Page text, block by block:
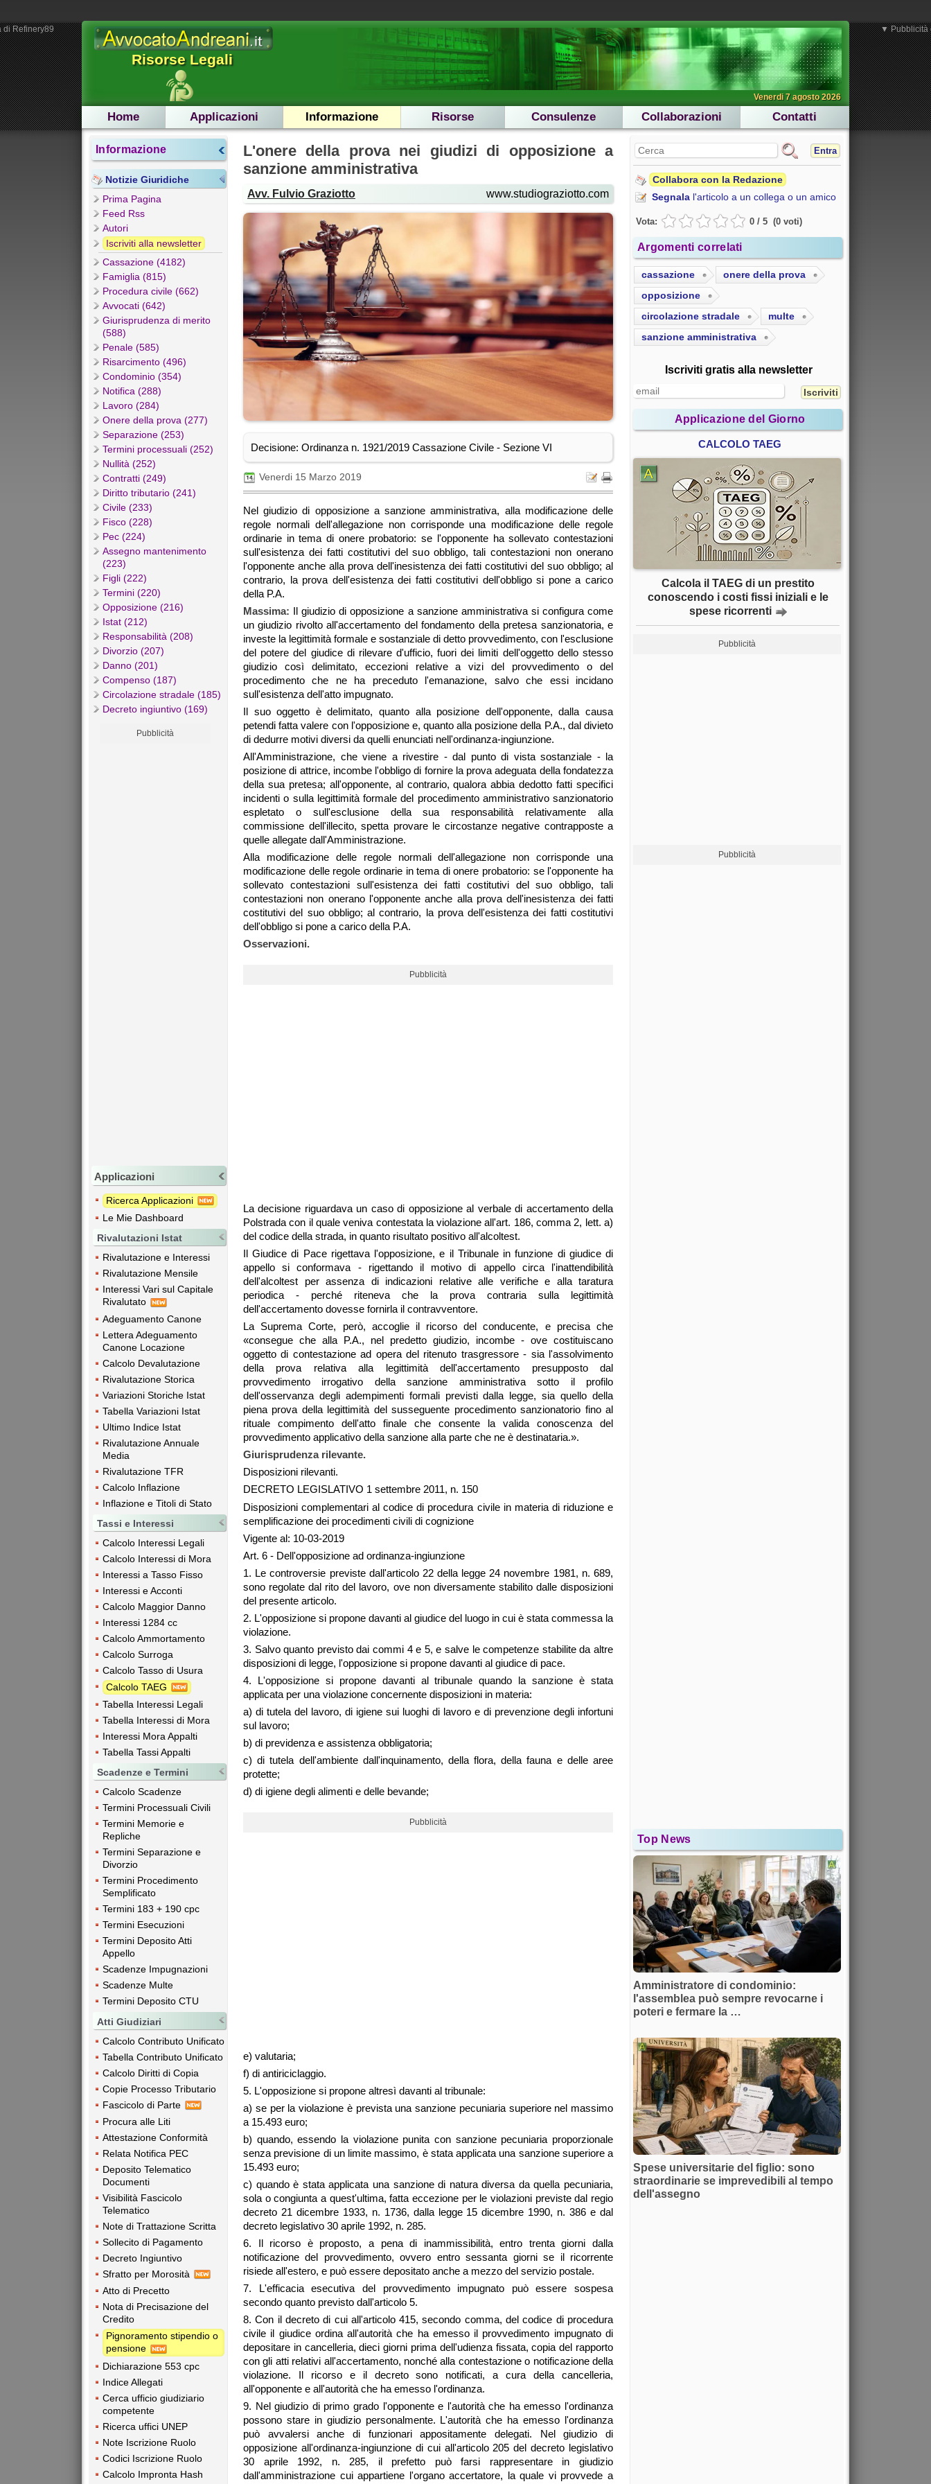
Risorse Legali
Venerdi 7 agosto 2026
Home Applicazioni Informazione Risorse Consulenze Collaborazioni Contatti
Informazione
Notizie Giuridiche
Prima Pagina
Feed Rss
Autori
Iscriviti alla newsletter
Cassazione (4182)
Famiglia (815)
Procedura civile (662)
Avvocati (642)
Giurisprudenza di merito
(588)
Penale (585)
Risarcimento (496)
Condominio (354)
Notifica (288)
Lavoro (284)
Onere della prova (277)
Separazione (253)
Termini processuali (252)
Nullità (252)
Contratti (249)
Diritto tributario (241)
Civile (233)
Fisco (228)
Pec (224)
Assegno mantenimento
(223)
Figli (222)
Termini (220)
Opposizione (216)
Istat (212)
Responsabilità (208)
Divorzio (207)
Danno (201)
Compenso (187)
Circolazione stradale (185)
Decreto ingiuntivo (169)
Pubblicità
Applicazioni
Ricerca Applicazioni
Le Mie Dashboard
Rivalutazioni Istat
Rivalutazione e Interessi
Rivalutazione Mensile
Interessi Vari sul Capitale
Rivalutato
Adeguamento Canone
Lettera Adeguamento
Canone Locazione
Calcolo Devalutazione
Rivalutazione Storica
Variazioni Storiche Istat
Tabella Variazioni Istat
Ultimo Indice Istat
Rivalutazione Annuale
Media
Rivalutazione TFR
Calcolo Inflazione
Inflazione e Titoli di Stato
Tassi e Interessi
Calcolo Interessi Legali
Calcolo Interessi di Mora
Interessi a Tasso Fisso
Interessi e Acconti
Calcolo Maggior Danno
Interessi 1284 cc
Calcolo Ammortamento
Calcolo Surroga
Calcolo Tasso di Usura
Calcolo TAEG
Tabella Interessi Legali
Tabella Interessi di Mora
Interessi Mora Appalti
Tabella Tassi Appalti
Scadenze e Termini
Calcolo Scadenze
Termini Processuali Civili
Termini Memorie e
Repliche
Termini Separazione e
Divorzio
Termini Procedimento
Semplificato
Termini 183 + 190 cpc
Termini Esecuzioni
Termini Deposito Atti
Appello
Scadenze Impugnazioni
Scadenze Multe
Termini Deposito CTU
Atti Giudiziari
Calcolo Contributo Unificato
Tabella Contributo Unificato
Calcolo Diritti di Copia
Copie Processo Tributario
Fascicolo di Parte
Procura alle Liti
Attestazione Conformità
Relata Notifica PEC
Deposito Telematico
Documenti
Visibilità Fascicolo
Telematico
Note di Trattazione Scritta
Sollecito di Pagamento
Decreto Ingiuntivo
Sfratto per Morosità
Atto di Precetto
Nota di Precisazione del
Credito
Pignoramento stipendio o
pensione
Dichiarazione 553 cpc
Indice Allegati
Cerca ufficio giudiziario
competente
Ricerca uffici UNEP
Note Iscrizione Ruolo
Codici Iscrizione Ruolo
Calcolo Impronta Hash
L'onere della prova nei giudizi di opposizione a
sanzione amministrativa
Avv. Fulvio Graziotto www.studiograziotto.com
Decisione: Ordinanza n. 1921/2019 Cassazione Civile - Sezione VI
Venerdi 15 Marzo 2019
Nel giudizio di opposizione a sanzione amministrativa, alla modificazione delle
regole normali dell'allegazione non corrisponde una modificazione delle regole
ordinarie in tema di onere probatorio: se l'opponente ha sollevato contestazioni
sull'esistenza dei fatti costitutivi del suo obbligo, tali contestazioni non onerano
l'opponente anche alla prova dell'inesistenza dei fatti costitutivi del suo obbligo; al
contrario, la prova dell'esistenza dei fatti costitutivi dell'obbligo si pone a carico
della P.A.
Massima: Il giudizio di opposizione a sanzione amministrativa si configura come
un giudizio rivolto all'accertamento del fondamento della pretesa sanzionatoria, e
investe la legittimità formale e sostanziale di detto provvedimento, con l'esclusione
del potere del giudice di rilevare d'ufficio, fuori dei limiti dell'oggetto dello stesso
giudizio così delimitato, eccezioni relative a vizi del provvedimento o del
procedimento che ne ha preceduto l'emanazione, salvo che essi incidano
sull'esistenza dell'atto impugnato.
Il suo oggetto è delimitato, quanto alla posizione dell'opponente, dalla causa
petendi fatta valere con l'opposizione e, quanto alla posizione della P.A., dal divieto
di dedurre motivi diversi da quelli enunciati nell'ordinanza-ingiunzione.
All'Amministrazione, che viene a rivestire - dal punto di vista sostanziale - la
posizione di attrice, incombe l'obbligo di fornire la prova adeguata della fondatezza
della sua pretesa; all'opponente, al contrario, qualora abbia dedotto fatti specifici
incidenti o sulla legittimità formale del procedimento amministrativo sanzionatorio
espletato o sull'esclusione della sua responsabilità relativamente alla
commissione dell'illecito, spetta provare le circostanze negative contrapposte a
quelle allegate dall'Amministrazione.
Alla modificazione delle regole normali dell'allegazione non corrisponde una
modificazione delle regole ordinarie in tema di onere probatorio: se l'opponente ha
sollevato contestazioni sull'esistenza dei fatti costitutivi del suo obbligo, tali
contestazioni non onerano l'opponente anche alla prova dell'inesistenza dei fatti
costitutivi del suo obbligo; al contrario, la prova dell'esistenza dei fatti costitutivi
dell'obbligo si pone a carico della P.A.
Osservazioni.
Pubblicità
La decisione riguardava un caso di opposizione al verbale di accertamento della
Polstrada con il quale veniva contestata la violazione all'art. 186, comma 2, lett. a)
del codice della strada, in quanto risultato positivo all'alcoltest.
Il Giudice di Pace rigettava l'opposizione, e il Tribunale in funzione di giudice di
appello si conformava - rigettando il motivo di appello circa l'inattendibilità
dell'alcoltest per assenza di indicazioni relative alle verifiche e alla taratura
periodica - perché riteneva che la prova contraria sulla legittimità
dell'accertamento dovesse fornirla il contravventore.
La Suprema Corte, però, accoglie il ricorso del conducente, e precisa che
«consegue che alla P.A., nel predetto giudizio, incombe - ove costituiscano
oggetto di contestazione ad opera del ritenuto trasgressore - sia l'assolvimento
della prova relativa alla legittimità dell'accertamento presupposto dal
provvedimento irrogativo della sanzione amministrativa sotto il profilo
dell'osservanza degli adempimenti formali previsti dalla legge, sia quello della
piena prova della legittimità del susseguente procedimento sanzionatorio fino al
rituale compimento dell'atto finale che consente la valida conoscenza del
provvedimento applicativo della sanzione alla parte che ne è destinataria.».
Giurisprudenza rilevante.
Disposizioni rilevanti.
DECRETO LEGISLATIVO 1 settembre 2011, n. 150
Disposizioni complementari al codice di procedura civile in materia di riduzione e
semplificazione dei procedimenti civili di cognizione
Vigente al: 10-03-2019
Art. 6 - Dell'opposizione ad ordinanza-ingiunzione
1. Le controversie previste dall'articolo 22 della legge 24 novembre 1981, n. 689,
sono regolate dal rito del lavoro, ove non diversamente stabilito dalle disposizioni
del presente articolo.
2. L'opposizione si propone davanti al giudice del luogo in cui è stata commessa la
violazione.
3. Salvo quanto previsto dai commi 4 e 5, e salve le competenze stabilite da altre
disposizioni di legge, l'opposizione si propone davanti al giudice di pace.
4. L'opposizione si propone davanti al tribunale quando la sanzione è stata
applicata per una violazione concernente disposizioni in materia:
a) di tutela del lavoro, di igiene sui luoghi di lavoro e di prevenzione degli infortuni
sul lavoro;
b) di previdenza e assistenza obbligatoria;
c) di tutela dell'ambiente dall'inquinamento, della flora, della fauna e delle aree
protette;
d) di igiene degli alimenti e delle bevande;
Pubblicità
e) valutaria;
f) di antiriciclaggio.
5. L'opposizione si propone altresì davanti al tribunale:
a) se per la violazione è prevista una sanzione pecuniaria superiore nel massimo
a 15.493 euro;
b) quando, essendo la violazione punita con sanzione pecuniaria proporzionale
senza previsione di un limite massimo, è stata applicata una sanzione superiore a
15.493 euro;
c) quando è stata applicata una sanzione di natura diversa da quella pecuniaria,
sola o congiunta a quest'ultima, fatta eccezione per le violazioni previste dal regio
decreto 21 dicembre 1933, n. 1736, dalla legge 15 dicembre 1990, n. 386 e dal
decreto legislativo 30 aprile 1992, n. 285.
6. Il ricorso è proposto, a pena di inammissibilità, entro trenta giorni dalla
notificazione del provvedimento, ovvero entro sessanta giorni se il ricorrente
risiede all'estero, e può essere depositato anche a mezzo del servizio postale.
7. L'efficacia esecutiva del provvedimento impugnato può essere sospesa
secondo quanto previsto dall'articolo 5.
8. Con il decreto di cui all'articolo 415, secondo comma, del codice di procedura
civile il giudice ordina all'autorità che ha emesso il provvedimento impugnato di
depositare in cancelleria, dieci giorni prima dell'udienza fissata, copia del rapporto
con gli atti relativi all'accertamento, nonché alla contestazione o notificazione della
violazione. Il ricorso e il decreto sono notificati, a cura della cancelleria,
all'opponente e all'autorità che ha emesso l'ordinanza.
9. Nel giudizio di primo grado l'opponente e l'autorità che ha emesso l'ordinanza
possono stare in giudizio personalmente. L'autorità che ha emesso l'ordinanza
può avvalersi anche di funzionari appositamente delegati. Nel giudizio di
opposizione all'ordinanza-ingiunzione di cui all'articolo 205 del decreto legislativo
30 aprile 1992, n. 285, il prefetto può farsi rappresentare in giudizio
dall'amministrazione cui appartiene l'organo accertatore, la quale vi provvede a
Entra
Collabora con la Redazione
Segnala l'articolo a un collega o un amico
Vota: 0 / 5 (0 voti)
Argomenti correlati
cassazione
onere della prova
opposizione
circolazione stradale
multe
sanzione amministrativa
Iscriviti gratis alla newsletter
Applicazione del Giorno
CALCOLO TAEG
Calcola il TAEG di un prestito
conoscendo i costi fissi iniziali e le
spese ricorrenti
Pubblicità
Pubblicità
Top News
Amministratore di condominio:
l'assemblea può sempre revocarne i
poteri e fermare la …
Spese universitarie del figlio: sono
straordinarie se imprevedibili al tempo
dell'assegno
Refinery89 ▼ Pubblicità